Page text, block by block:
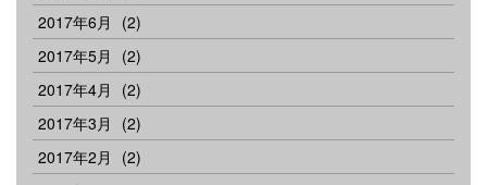
2017年6月
(2)
2017年5月
(2)
2017年4月
(2)
2017年3月
(2)
2017年2月
(2)